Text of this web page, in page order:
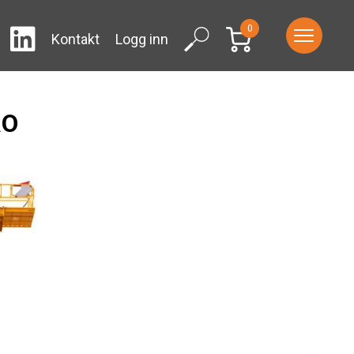
FacebookLinkedIn
Kontakt Logg inn Search
0